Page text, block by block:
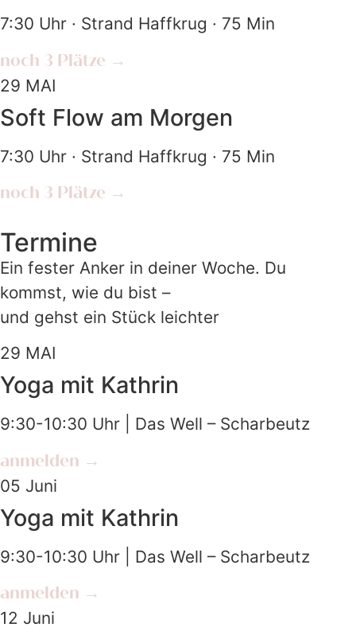
7:30 Uhr · Strand Haffkrug · 75 Min
noch 3 Plätze →
29 MAI
Soft Flow am Morgen
7:30 Uhr · Strand Haffkrug · 75 Min
noch 3 Plätze →
Termine
Ein fester Anker in deiner Woche. Du
kommst, wie du bist –
und gehst ein Stück leichter
29 MAI
Yoga mit Kathrin
9:30-10:30 Uhr | Das Well – Scharbeutz
anmelden →
05 Juni
Yoga mit Kathrin
9:30-10:30 Uhr | Das Well – Scharbeutz
anmelden →
12 Juni